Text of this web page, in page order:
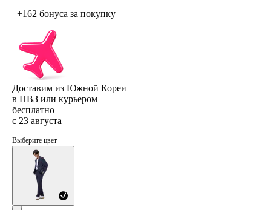
+162 бонуса за покупку
Доставим из Южной Кореи
в ПВЗ или курьером
бесплатно
с 23 августа
Выберите цвет